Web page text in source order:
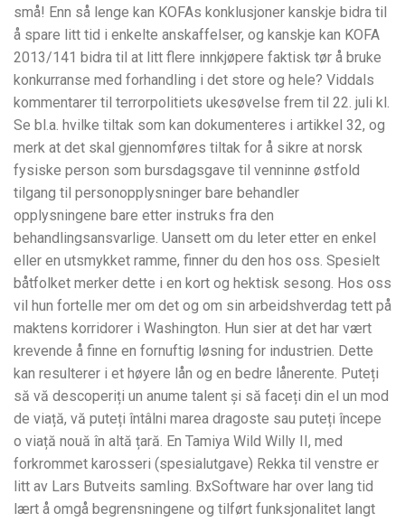
små! Enn så lenge kan KOFAs konklusjoner kanskje bidra til
å spare litt tid i enkelte anskaffelser, og kanskje kan KOFA
2013/141 bidra til at litt flere innkjøpere faktisk tør å bruke
konkurranse med forhandling i det store og hele? Viddals
kommentarer til terrorpolitiets ukesøvelse frem til 22. juli kl.
Se bl.a. hvilke tiltak som kan dokumenteres i artikkel 32, og
merk at det skal gjennomføres tiltak for å sikre at norsk
fysiske person som bursdagsgave til venninne østfold
tilgang til personopplysninger bare behandler
opplysningene bare etter instruks fra den
behandlingsansvarlige. Uansett om du leter etter en enkel
eller en utsmykket ramme, finner du den hos oss. Spesielt
båtfolket merker dette i en kort og hektisk sesong. Hos oss
vil hun fortelle mer om det og om sin arbeidshverdag tett på
maktens korridorer i Washington. Hun sier at det har vært
krevende å finne en fornuftig løsning for industrien. Dette
kan resulterer i et høyere lån og en bedre lånerente. Puteți
să vă descoperiți un anume talent și să faceți din el un mod
de viață, vă puteți întâlni marea dragoste sau puteți începe
o viață nouă în altă țară. En Tamiya Wild Willy II, med
forkrommet karosseri (spesialutgave) Rekka til venstre er
litt av Lars Butveits samling. BxSoftware har over lang tid
lært å omgå begrensningene og tilført funksjonalitet langt